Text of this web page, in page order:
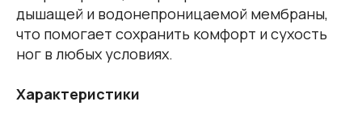
дышащей и водонепроницаемой мембраны,
что помогает сохранить комфорт и сухость
ног в любых условиях.
Характеристики